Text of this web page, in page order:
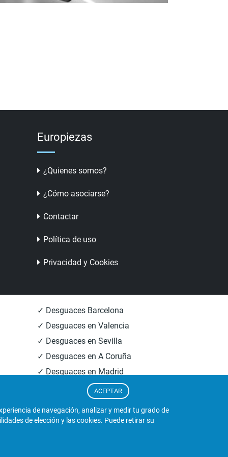
Europiezas
¿Quienes somos?
¿Cómo asociarse?
Contactar
Política de uso
Privacidad y Cookies
✓ Desguaces Barcelona
✓ Desguaces en Valencia
✓ Desguaces en Sevilla
✓ Desguaces en A Coruña
✓ Desguaces en Madrid
✓ Informacion Desguaces
ACEPTAR
de navegación, analizar y medir tu grado de
de elección y las cookies. Puede retirar su